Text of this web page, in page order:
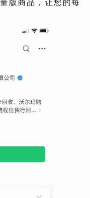
版商品，让您的每